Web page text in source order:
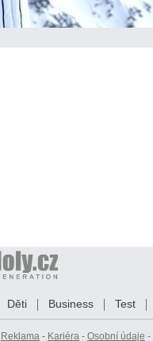
Děti Business Test
Reklama - Kariéra - Osobní údaje -